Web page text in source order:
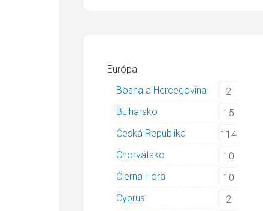
Európa
Bosna a Hercegovina
2
Bulharsko
15
Česká Republika
114
Chorvátsko
10
Čierna Hora
10
Cyprus
2